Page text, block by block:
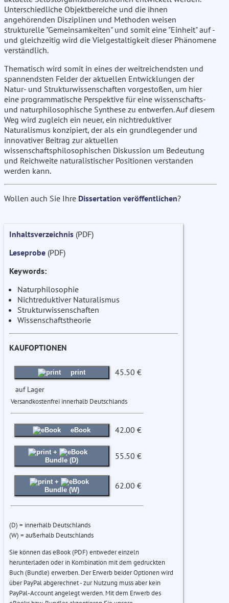
Unterschiedliche Objektbereiche und die ihnen
angehörenden Disziplinen und Methoden weisen
strukturelle "Gemeinsamkeiten" und somit eine "Einheit" auf -
und gleichzeitig wird die Vielgestaltigkeit dieser Phänomene
verständlich.
Thematisch wird somit in eines der weitreichendsten und
spannendsten Felder der aktuellen Entwicklungen der
Natur- und Strukturwissenschaften vorgestoßen, um hier
eine programmatische Perspektive für eine wissenschafts-
und naturphilosophische Synthese zu entwerfen. Auf diesem
Weg wird zugleich ein neuer, ein nichtreduktiver
Naturalismus konzipiert, der als ein grundlegender und
innovativer Beitrag zur aktuellen
wissenschaftsphilosophischen Diskussion um Bedeutung
und Reichweite naturalistischer Positionen verstanden
werden kann.
Wollen auch Sie Ihre Dissertation veröffentlichen?
Inhaltsverzeichnis (PDF)
Leseprobe (PDF)
Keywords:
Naturphilosophie
Nichtreduktiver Naturalismus
Strukturwissenschaften
Wissenschaftstheorie
KAUFOPTIONEN
print 45.50 €
auf Lager
Versandkostenfrei innerhalb Deutschlands
eBook 42.00 €
+
Bundle (D)
55.50 €
+
Bundle (W)
62.00 €
(D) = innerhalb Deutschlands
(W) = außerhalb Deutschlands
Sie können das eBook (PDF) entweder einzeln
herunterladen oder in Kombination mit dem gedruckten
Buch (Bundle) erwerben. Der Erwerb beider Optionen wird
über PayPal abgerechnet - zur Nutzung muss aber kein
PayPal-Account angelegt werden. Mit dem Erwerb des